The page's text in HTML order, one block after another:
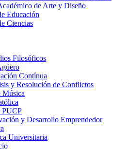
de Arte y Diseño
Educación
Ciencias
Filosóficos
Contínua
y Resolución de Conflictos
Música
PUCP
y Desarrollo Emprendedor
Universitaria